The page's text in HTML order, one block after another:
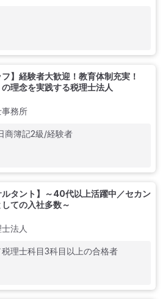
フ】経験者大歓迎！教育体制充実！
の理念を実践する税理士法人
務所
商簿記2級/経験者
ルタント】～40代以上活躍中／セカン
しての入社多数～
法人
理士科目3科目以上の合格者